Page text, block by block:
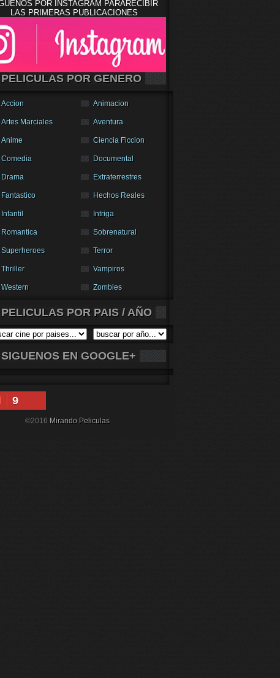
POR INSTAGRAM PARARECIBIR
LAS PRIMERAS PUBLICACIONES
PELICULAS POR GENERO
Accion Animacion
Artes Marciales Aventura
Anime Ciencia Ficcion
Comedia Documental
Drama Extraterrestres
Fantastico Hechos Reales
Infantil Intriga
Romantica Sobrenatural
Superheroes Terror
Thriller Vampiros
Western Zombies
PELICULAS POR PAIS / AÑO
SIGUENOS EN GOOGLE+
9
©2016 Mirando Peliculas